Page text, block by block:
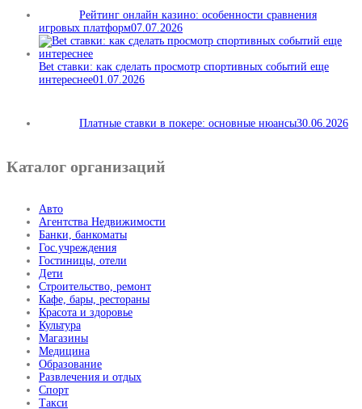
Рейтинг онлайн казино: особенности сравнения
игровых платформ07.07.2026
Bet ставки: как сделать просмотр спортивных событий еще
интереснее01.07.2026
Платные ставки в покере: основные нюансы30.06.2026
Каталог организаций
Авто
Агентства Недвижимости
Банки, банкоматы
Гос.учреждения
Гостиницы, отели
Дети
Строительство, ремонт
Кафе, бары, рестораны
Красота и здоровье
Культура
Магазины
Медицина
Образование
Развлечения и отдых
Спорт
Такси